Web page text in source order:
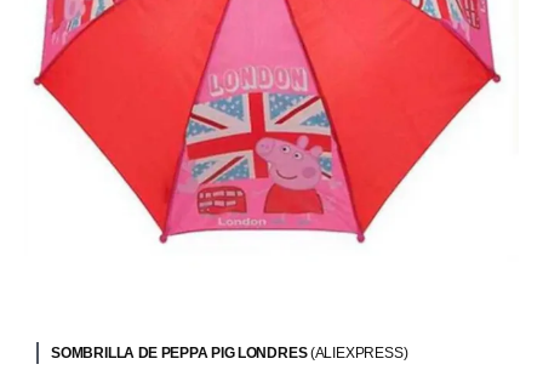
SOMBRILLA DE PEPPA PIG LONDRES(ALIEXPRESS)